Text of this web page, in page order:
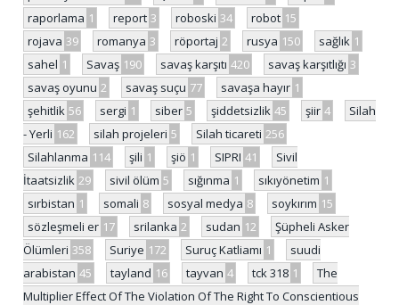
raporlama 1 report 3 roboski 34 robot 15
rojava 39 romanya 3 röportaj 2 rusya 150 sağlık 1
sahel 1 Savaş 190 savaş karşıtı 420 savaş karşıtlığı 3
savaş oyunu 2 savaş suçu 77 savaşa hayır 1
şehitlik 56 sergi 1 siber 5 şiddetsizlik 45 şiir 4
Silah
- Yerli 162 silah projeleri 5 Silah ticareti 256
Silahlanma 114 şili 1 şiö 1 SIPRI 41
Sivil
İtaatsizlik 29 sivil ölüm 5 sığınma 1 sıkıyönetim 1
sırbistan 1 somali 8 sosyal medya 8 soykırım 15
sözleşmeli er 17 srilanka 2 sudan 12
Şüpheli Asker
Ölümleri 358 Suriye 172 Suruç Katliamı 1
suudi
arabistan 45 tayland 16 tayvan 4 tck 318 1
The
Multiplier Effect Of The Violation Of The Right To Conscientious